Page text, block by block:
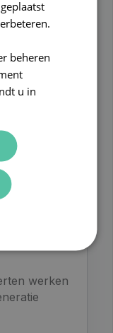
breidt
werken
beheren
u in